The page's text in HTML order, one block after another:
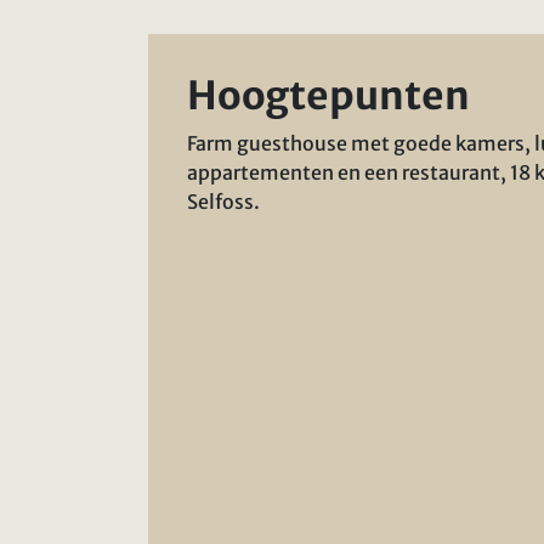
Hoogtepunten
Farm guesthouse met goede kamers,
appartementen en een restaurant, 18
Selfoss.